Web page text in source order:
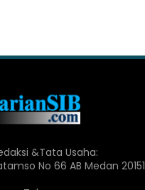
&Tata Usaha:
No 66 AB Medan 20151